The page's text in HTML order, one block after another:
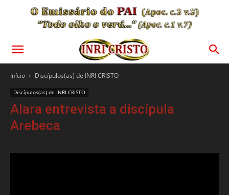
Início Discípulos(as) de INRI CRISTO
Discípulos(as) de INRI CRISTO
Alara entrevista a discípula
Arebeca